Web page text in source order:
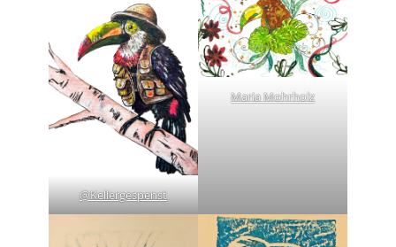
@Kellergespenst
Maria Mohrholz